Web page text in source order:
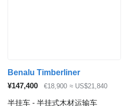
Benalu Timberliner
¥147,400
€18,900 ≈ US$21,840
半挂车 - 半挂式木材运输车